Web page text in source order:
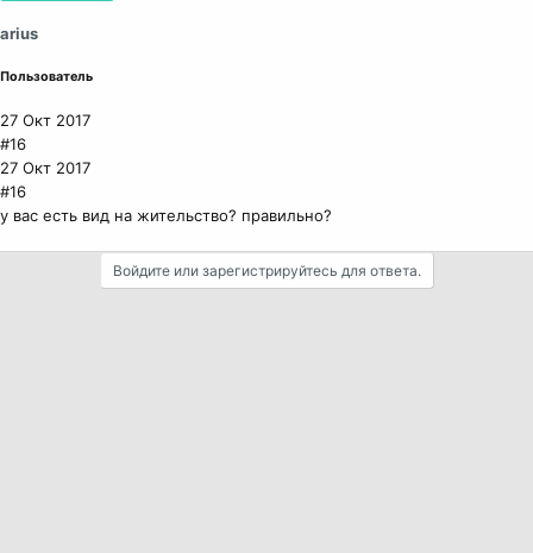
arius
Пользователь
27 Окт 2017
#16
27 Окт 2017
#16
у вас есть вид на жительство? правильно?
Войдите или зарегистрируйтесь для ответа.